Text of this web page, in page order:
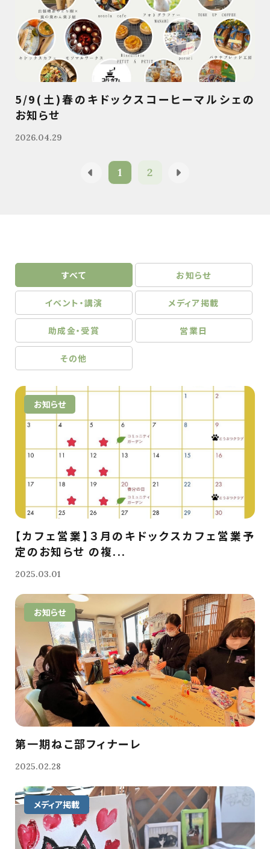
5/9(土)春のキドックスコーヒーマルシェの
お知らせ
2026.04.29
1 2
すべて お知らせ
イベント・講演 メディア掲載
助成金・受賞 営業日
その他
お知らせ
【カフェ営業】３月のキドックスカフェ営業予
定のお知らせ の複...
2025.03.01
お知らせ
第一期ねこ部フィナーレ
2025.02.28
メディア掲載